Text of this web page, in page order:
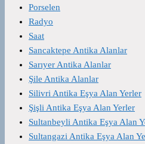
Porselen
Radyo
Saat
Sancaktepe Antika Alanlar
Sarıyer Antika Alanlar
Şile Antika Alanlar
Silivri Antika Eşya Alan Yerler
Şişli Antika Eşya Alan Yerler
Sultanbeyli Antika Eşya Alan
Sultangazi Antika Eşya Alan